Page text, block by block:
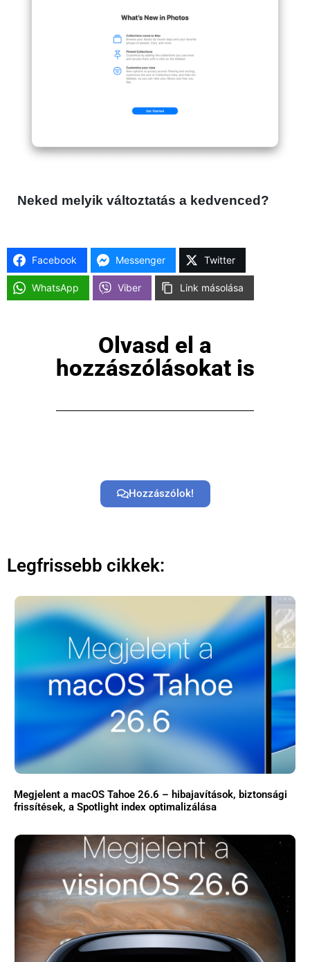
Neked melyik változtatás a kedvenced?
Facebook Messenger Twitter
WhatsApp Viber Link másolása
Olvasd el a
hozzászólásokat is
Hozzászólok!
Legfrissebb cikkek:
Megjelent a macOS Tahoe 26.6 – hibajavítások, biztonsági
frissítések, a Spotlight index optimalizálása